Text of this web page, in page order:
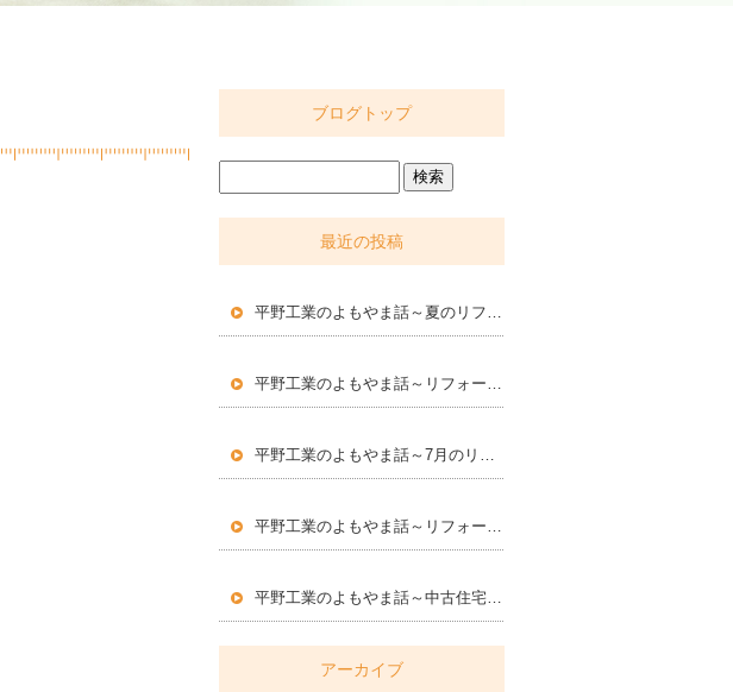
ブログトップ
最近の投稿
平野工業のよもやま話～夏のリフォームで快適な住まいづくり
平野工業のよもやま話～リフォームに求められる専門性とは
平野工業のよもやま話～7月のリフォームで気をつけたい住まいのポイント
平野工業のよもやま話～リフォームで大切にしたい住まいの安全対策
平野工業のよもやま話～中古住宅・空き家・資産価値～
アーカイブ